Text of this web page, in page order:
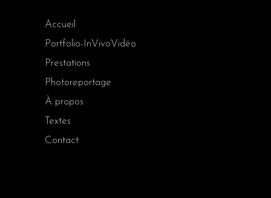
Accueil
Portfolio-InVivoVidéo
Prestations
Photoreportage
À propos
Textes
Contact